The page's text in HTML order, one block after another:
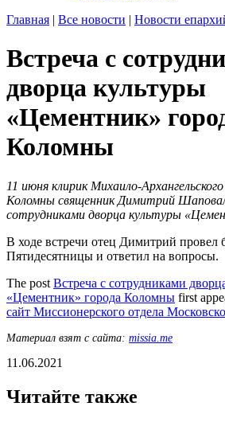
Главная | Все новости | Новости
Встреча с
дворца культуры
«Цементник»
Коломны
11 июня клирик Михаило-
Коломны священник Димитрий
сотрудниками дворца культуры
В ходе встречи отец Димитрий провел
Пятидесятницы и ответил на вопросы.
The post Встреча с сотрудниками
«Цементник» города Коломны first
сайт Миссионерского отдела
Материал взят с сайта: missia.me
11.06.2021
Читайте также